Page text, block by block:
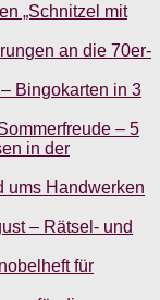
„Schnitzel mit
an die 70er-
Bingokarten in 3
– 5
in der
ums Handwerken
– Rätsel- und
für